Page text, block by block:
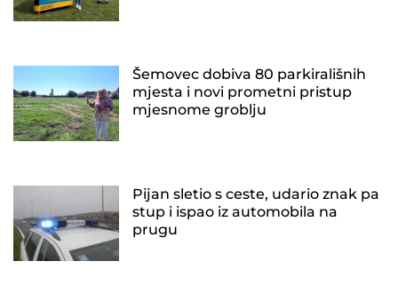
Šemovec dobiva 80 parkirališnih
mjesta i novi prometni pristup
mjesnome groblju
Pijan sletio s ceste, udario znak pa
stup i ispao iz automobila na
prugu